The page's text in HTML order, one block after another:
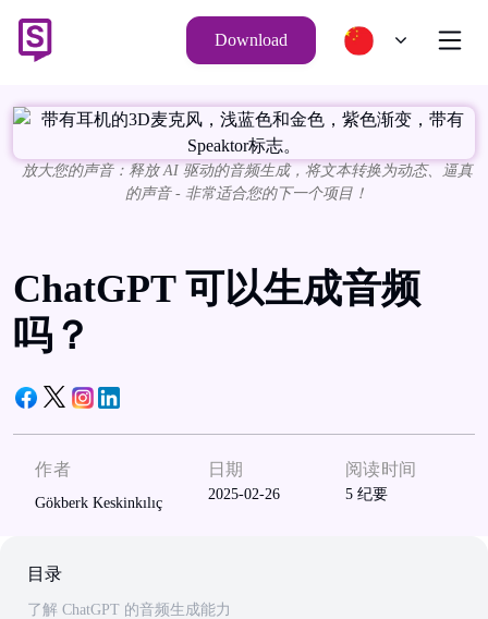
Download
放大您的声音：释放 AI 驱动的音频生成，将文本转换为动态、逼真
的声音 - 非常适合您的下一个项目！
ChatGPT 可以生成音频
吗？
作者
Gökberk Keskinkılıç
日期
2025-02-26
阅读时间
5 纪要
目录
了解 ChatGPT 的音频生成能力